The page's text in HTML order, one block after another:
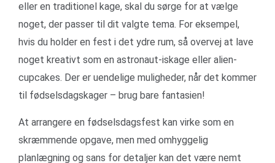
eller en traditionel kage, skal du sørge for at vælge
noget, der passer til dit valgte tema. For eksempel,
hvis du holder en fest i det ydre rum, så overvej at lave
noget kreativt som en astronaut-iskage eller alien-
cupcakes. Der er uendelige muligheder, når det kommer
til fødselsdagskager – brug bare fantasien!
At arrangere en fødselsdagsfest kan virke som en
skræmmende opgave, men med omhyggelig
planlægning og sans for detaljer kan det være nemt